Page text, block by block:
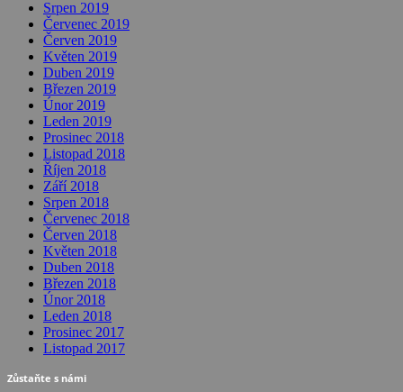
Srpen 2019
Červenec 2019
Červen 2019
Květen 2019
Duben 2019
Březen 2019
Únor 2019
Leden 2019
Prosinec 2018
Listopad 2018
Říjen 2018
Září 2018
Srpen 2018
Červenec 2018
Červen 2018
Květen 2018
Duben 2018
Březen 2018
Únor 2018
Leden 2018
Prosinec 2017
Listopad 2017
Zůstaňte s námi